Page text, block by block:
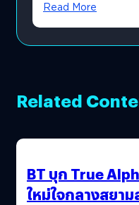
Read More
Related
BT บุก True
ใหม่ใจกลางสยา